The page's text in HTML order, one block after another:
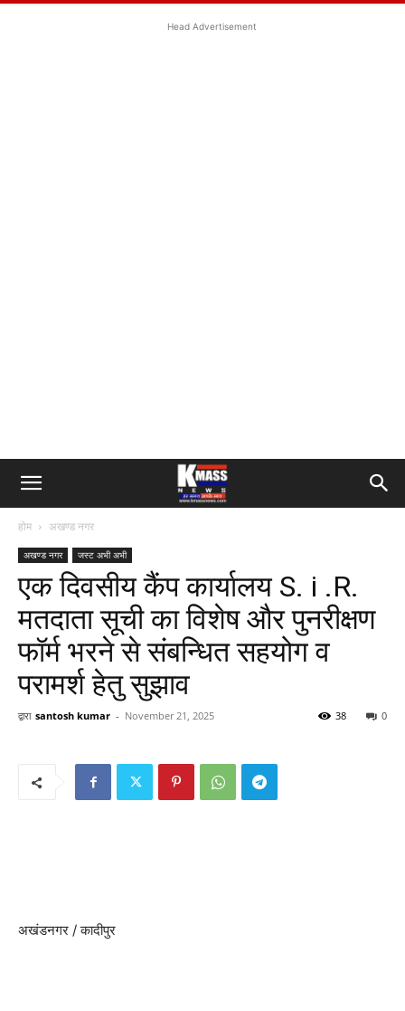
Head Advertisement
होम अखण्ड नगर
अखण्ड नगर जस्ट अभी अभी
एक दिवसीय कैंप कार्यालय S. i .R.
मतदाता सूची का विशेष और पुनरीक्षण
फॉर्म भरने से संबन्धित सहयोग व
परामर्श हेतु सुझाव
द्वारा santosh kumar - November 21, 2025 0
38
अखंडनगर / कादीपुर